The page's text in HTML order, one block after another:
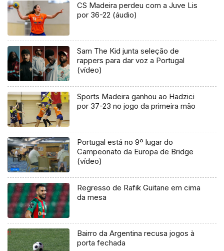
CS Madeira perdeu com a Juve Lis
por 36-22 (áudio)
Sam The Kid junta seleção de
rappers para dar voz a Portugal
(vídeo)
Sports Madeira ganhou ao Hadzici
por 37-23 no jogo da primeira mão
Portugal está no 9º lugar do
Campeonato da Europa de Bridge
(vídeo)
Regresso de Rafik Guitane em cima
da mesa
Bairro da Argentina recusa jogos à
porta fechada